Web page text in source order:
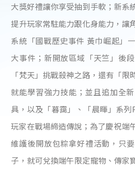
大獎好禮讓你享受抽到手軟；新系
提升玩家常駐能力跟化身能力，讓
系統「國戰歷史事件 黃巾崛起」
大事件；新開放區域「天竺」後
「梵天」挑戰殺神之路，還有「
就能學習強力技能；並且追加全
具，以及「暮靄」、「晨暉」系列
玩家在戰場締造傳說；為了慶祝端
維護後開放包粽拿好禮活動，只
子，就可兌換端午限定寵物、傳家